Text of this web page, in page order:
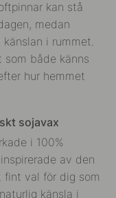
kan stå
medan
i rummet.
som både känns
hur hemmet
sojavax
i 100%
av den
fint val för dig som
känsla i